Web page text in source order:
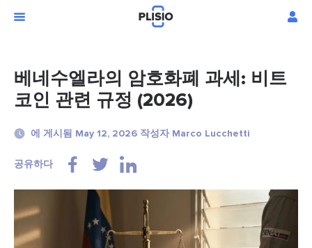
베네수엘라의 암호화폐 과세: 비트
코인 관련 규정 (2026)
에 게시됨 May 12, 2026 작성자 Marco Lucchetti
공유하다